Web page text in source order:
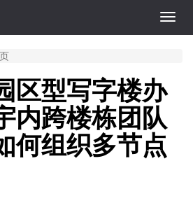
切
区型写字楼办
内跨楼栋团队
何组织多节点